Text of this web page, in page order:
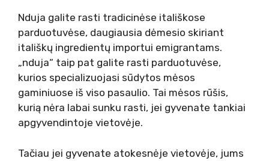
Nduja galite rasti tradicinėse itališkose
parduotuvėse, daugiausia dėmesio skiriant
itališkų ingredientų importui emigrantams.
„nduja“ taip pat galite rasti parduotuvėse,
kurios specializuojasi sūdytos mėsos
gaminiuose iš viso pasaulio. Tai mėsos rūšis,
kurią nėra labai sunku rasti, jei gyvenate tankiai
apgyvendintoje vietovėje.
Tačiau jei gyvenate atokesnėje vietovėje, jums